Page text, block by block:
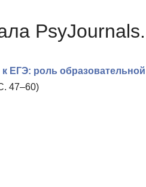
к ЕГЭ: роль
47–60)